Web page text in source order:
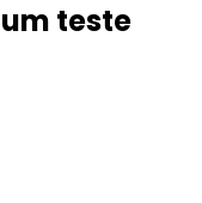
teste